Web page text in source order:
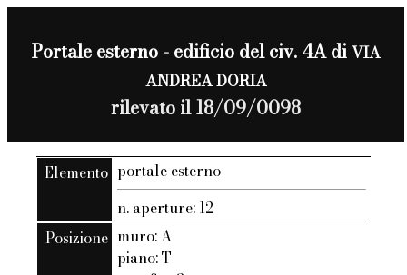
Portale esterno - edificio del civ. 4A diVIA
ANDREA DORIA
rilevato il 18/09/0098
Elemento portale esterno
n. aperture: 12
Posizione muro: A
piano: T